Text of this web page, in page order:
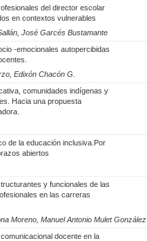
del director escolar
en contextos vulnerables
José Garcés Bustamante
-emocionales autopercibidas
Edixón Chacón G.
comunidades indígenas y
Hacia una propuesta
de la educación inclusiva.Por
abiertos
y funcionales de las
en las carreras
Moreno, Manuel Antonio Mulet González
docente en la